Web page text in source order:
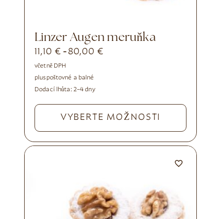
Linzer Augen meruňka
11,10 € -80,00€
včetně DPH
pluspoštovné a balné
Dodací lhůta: 2–4 dny
VYBERTE MOŽNOSTI